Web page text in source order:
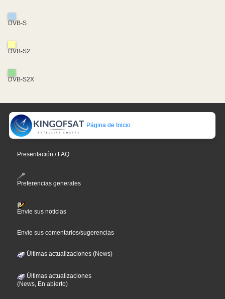
DVB-S
DVB-S2
DVB-S2X
Página de Inicio
Presentación / FAQ
Preferencias generales
Envie sus noticias
Envie sus comentarios/sugerencias
Últimas actualizaciones (News)
Últimas actualizaciones
(News, En abierto)